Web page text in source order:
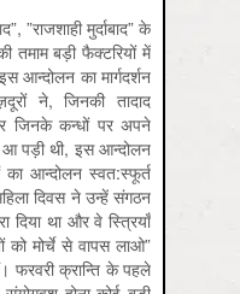
”राजशाही मुर्दाबाद” के
तमाम बड़ी फैक्टरियों में
आन्दोलन का मार्गदर्शन
ने, जिनकी तादाद
जिनके कन्‍धों पर अपने
आ पड़ी थी, इस आन्दोलन
का आन्दोलन स्वत:स्फूर्त
दिवस ने उन्हें संगठन
दिया था और वे स्त्रियाँ
को मोर्चे से वापस लाओ”
क्रान्ति के पहले